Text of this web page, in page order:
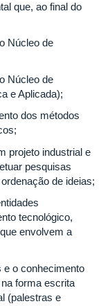
que, ao final do
Núcleo de
Núcleo de
e Aplicada);
dos métodos
projeto industrial e
pesquisas
de ideias;
tecnológico,
envolvem a
e o conhecimento
forma escrita
(palestras e